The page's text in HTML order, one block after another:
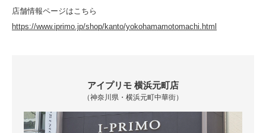
店舗情報ページはこちら
https://www.iprimo.jp/shop/kanto/yokohamamotomac hi.html
アイプリモ 横浜元町店
（神奈川県・横浜元町中華街）